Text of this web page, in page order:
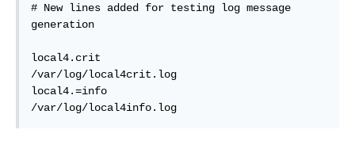
# New lines added for testing log message
generation
local4.crit
/var/log/local4crit.log
local4.=info
/var/log/local4info.log